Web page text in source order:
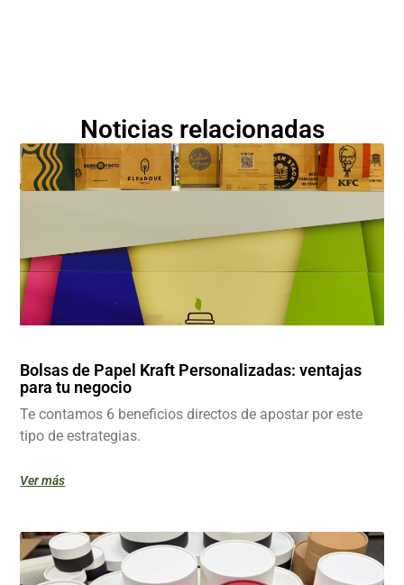
Noticias relacionadas
Bolsas de Papel Kraft Personalizadas: ventajas
para tu negocio
Te contamos 6 beneficios directos de apostar por este
tipo de estrategias.
Ver más